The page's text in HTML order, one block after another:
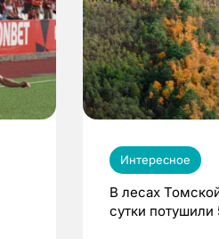
Интересное
В лесах
сутки